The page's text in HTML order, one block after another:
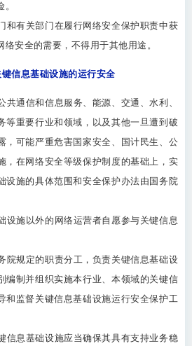
和有关部门在履行网络安全保护职责中获
安全的需要，不得用于其他用途。
信息基础设施的运行安全
通信和信息服务、能源、交通、水利、
等重要行业和领域，以及其他一旦遭到破
，可能严重危害国家安全、国计民生、公
，在网络安全等级保护制度的基础上，实
设施的具体范围和安全保护办法由国务院
设施以外的网络运营者自愿参与关键信息
院规定的职责分工，负责关键信息基础设
编制并组织实施本行业、本领域的关键信
和监督关键信息基础设施运行安全保护工
信息基础设施应当确保其具有支持业务稳